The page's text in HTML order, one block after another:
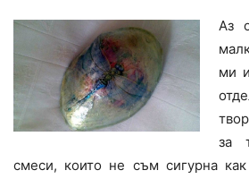
Аз
ми
за
смеси, които не съм сигурна